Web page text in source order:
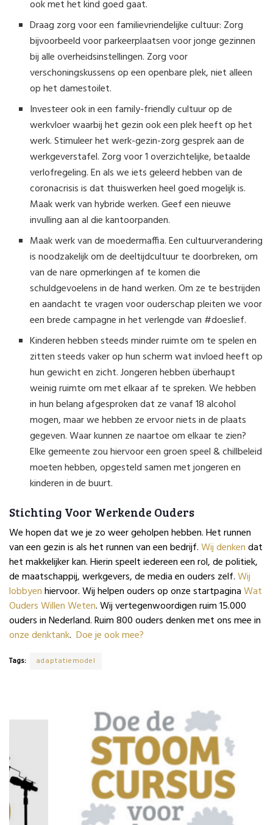
ook met het kind goed gaat.
Draag zorg voor een familievriendelijke cultuur: Zorg
bijvoorbeeld voor parkeerplaatsen voor jonge gezinnen
bij alle overheidsinstellingen. Zorg voor
verschoningskussens op een openbare plek, niet alleen
op het damestoilet.
Investeer ook in een family-friendly cultuur op de
werkvloer waarbij het gezin ook een plek heeft op het
werk. Stimuleer het werk-gezin-zorg gesprek aan de
werkgeverstafel. Zorg voor 1 overzichtelijke, betaalde
verlofregeling. En als we iets geleerd hebben van de
coronacrisis is dat thuiswerken heel goed mogelijk is.
Maak werk van hybride werken. Geef een nieuwe
invulling aan al die kantoorpanden.
Maak werk van de moedermaffia. Een cultuurverandering
is noodzakelijk om de deeltijdcultuur te doorbreken, om
van de nare opmerkingen af te komen die
schuldgevoelens in de hand werken. Om ze te bestrijden
en aandacht te vragen voor ouderschap pleiten we voor
een brede campagne in het verlengde van #doeslief.
Kinderen hebben steeds minder ruimte om te spelen en
zitten steeds vaker op hun scherm wat invloed heeft op
hun gewicht en zicht. Jongeren hebben überhaupt
weinig ruimte om met elkaar af te spreken. We hebben
in hun belang afgesproken dat ze vanaf 18 alcohol
mogen, maar we hebben ze ervoor niets in de plaats
gegeven. Waar kunnen ze naartoe om elkaar te zien?
Elke gemeente zou hiervoor een groen speel & chillbeleid
moeten hebben, opgesteld samen met jongeren en
kinderen in de buurt.
Stichting Voor Werkende Ouders
We hopen dat we je zo weer geholpen hebben. Het runnen
van een gezin is als het runnen van een bedrijf.Wij denkendat
het makkelijker kan. Hierin speelt iedereen een rol, de politiek,
de maatschappij, werkgevers, de media en ouders zelf.Wij
lobbyenhiervoor. Wij helpen ouders op onze startpaginaWat
Ouders Willen Weten. Wij vertegenwoordigen ruim 15.000
ouders in Nederland. Ruim 800 ouders denken met ons mee in
onze denktank. Doe je ook mee?
Tags: adaptatiemodel